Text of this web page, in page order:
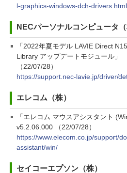
l-graphics-windows-dch-drivers.html
NECパーソナルコンピュータ（
「2022年夏モデル LAVIE Direct
Library アップデートモジュール」
（22/07/28）
https://support.nec-lavie.jp/driver/
エレコム（株）
「エレコム マウスアシスタント
v5.2.06.000 （22/07/28）
https://www.elecom.co.jp/support/
assistant/win/
セイコーエプソン（株）